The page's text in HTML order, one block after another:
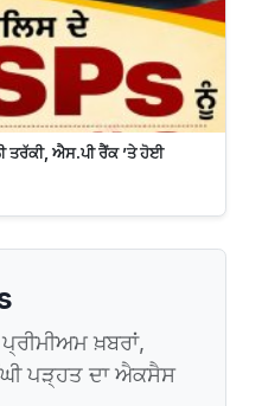
ਤਰੱਕੀ, ਐਸ.ਪੀ ਰੈਂਕ ’ਤੇ ਹੋਈ
ਖ਼ਬਰਾਂ,
ਪੜ੍ਹਤ ਦਾ ਐਕਸੈਸ